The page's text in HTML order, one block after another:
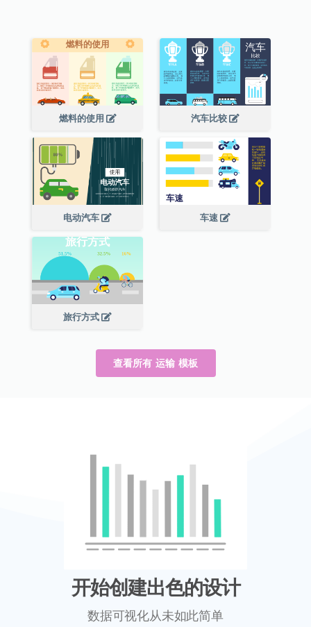
燃料的使用 汽车比较
电动汽车 车速
旅行方式
查看所有 运输 模板
开始创建出色的设计
数据可视化从未如此简单